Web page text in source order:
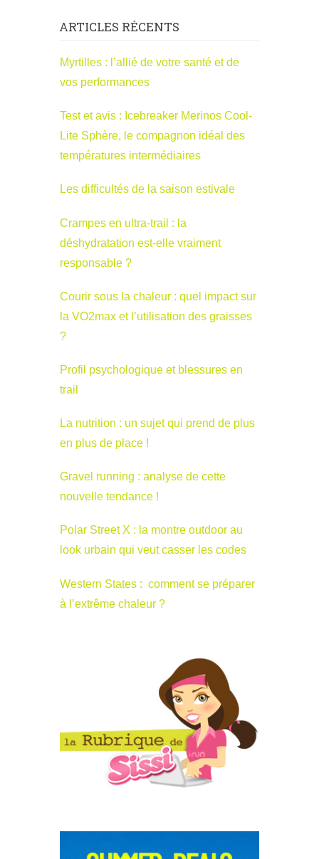
ARTICLES RÉCENTS
Myrtilles : l’allié de votre santé et de
vos performances
Test et avis : Icebreaker Merinos Cool-
Lite Sphère, le compagnon idéal des
températures intermédiaires
Les difficultés de la saison estivale
Crampes en ultra-trail : la
déshydratation est-elle vraiment
responsable ?
Courir sous la chaleur : quel impact sur
la VO2max et l’utilisation des graisses
?
Profil psychologique et blessures en
trail
La nutrition : un sujet qui prend de plus
en plus de place !
Gravel running : analyse de cette
nouvelle tendance !
Polar Street X : la montre outdoor au
look urbain qui veut casser les codes
Western States : comment se préparer
à l’extrême chaleur ?